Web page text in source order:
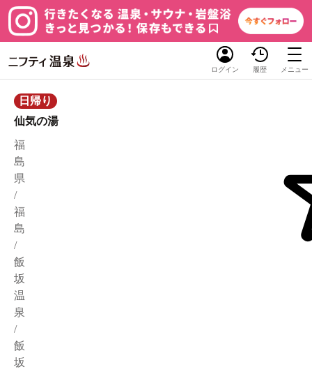
ログイン 履歴 メニュー
日帰り
仙気の湯
福
島
県
/
福
島
/
飯
坂
温
泉
/
飯
坂